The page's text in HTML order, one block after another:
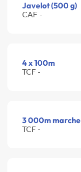
Javelot (500 g)
CAF -
4 x 100m
TCF -
3 000m marche
TCF -